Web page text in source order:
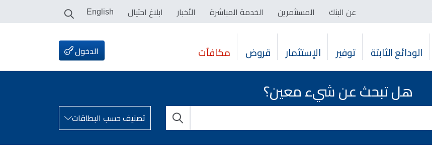
عن البنك المستثمرين الخدمة المباشرة الأخبار ابلاغ احتيال English
الودائع الثابتة توفير الإستثمار قروض مكافآت الدخول
هل تبحث عن شيء معين؟
تصنيف حسب البطاقات